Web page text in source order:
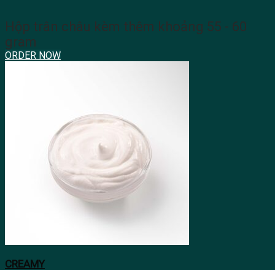
Hộp trân châu kèm thêm khoảng 55 - 60
gram
ORDER NOW
CREAMY